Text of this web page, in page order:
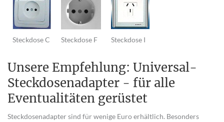
Steckdose C Steckdose F Steckdose I
Unsere Empfehlung: Universal-
Steckdosenadapter - für alle
Eventualitäten gerüstet
Steckdosenadapter sind für wenige Euro erhältlich. Besonders